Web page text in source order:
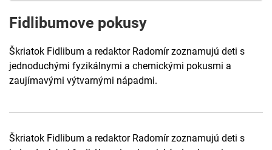
Fidlibumove pokusy
Škriatok Fidlibum a redaktor Radomír zoznamujú deti s
jednoduchými fyzikálnymi a chemickými pokusmi a
zaujímavými výtvarnými nápadmi.
Škriatok Fidlibum a redaktor Radomír zoznamujú deti s